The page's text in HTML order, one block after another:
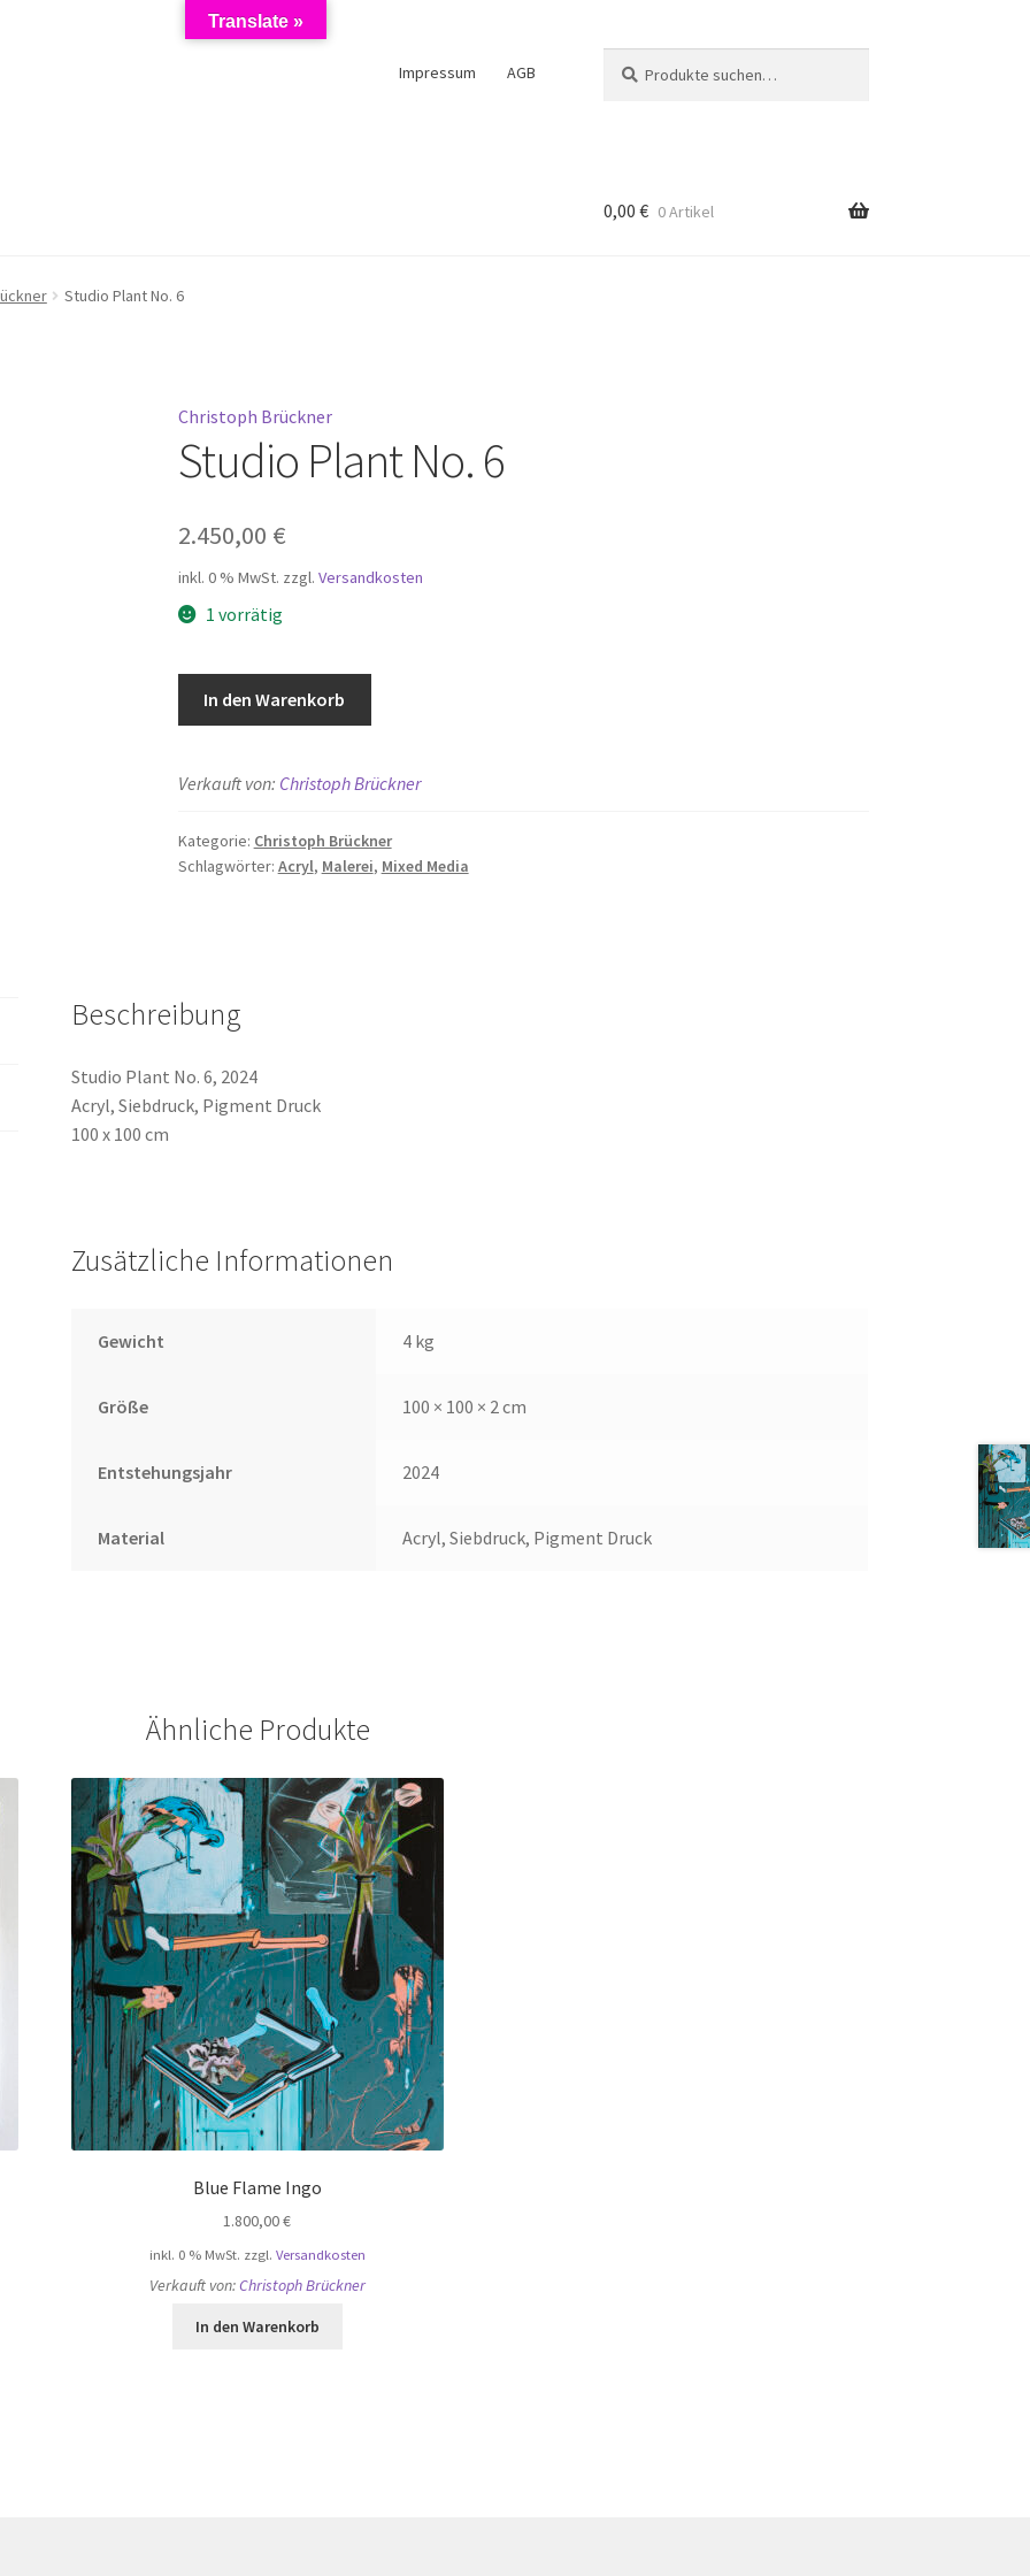
Impressum AGB
nach:
Impressum
0,00 € 0 Artikel
Studio Plant No. 6
Christoph Brückner
Studio Plant No. 6
2.450,00 €
inkl. 0 % MwSt. zzgl. Versandkosten
1 vorrätig
6
In den Warenkorb
Verkauft von: Christoph Brückner
Kategorie: Christoph Brückner
Schlagwörter: Acryl, Malerei, Mixed Media
Beschreibung
Studio Plant No. 6, 2024
Acryl, Siebdruck, Pigment Druck
100 x 100 cm
Zusätzliche Informationen
Gewicht 4 kg
Größe 100 × 100 × 2 cm
Entstehungsjahr 2024
Material Acryl, Siebdruck, Pigment Druck
Ähnliche Produkte
Blue Flame Ingo
1.800,00€
inkl. 0 % MwSt. zzgl. Versandkosten
Verkauft von:Christoph Brückner
In den Warenkorb
Translate »